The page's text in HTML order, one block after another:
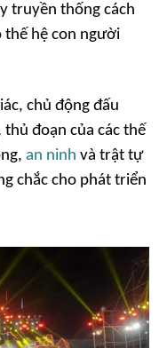
truyền thống cách
thế hệ con người
chủ động đấu
đoạn của các thế
an ninh và trật tự
chắc cho phát triển